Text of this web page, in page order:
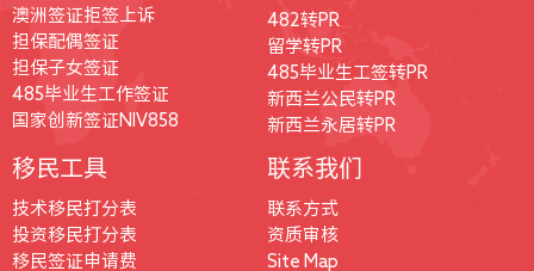
澳洲签证拒签上诉
担保配偶签证
担保子女签证
485毕业生工作签证
国家创新签证NIV858
482转PR
留学转PR
485毕业生工签转PR
新西兰公民转PR
新西兰永居转PR
移民工具
技术移民打分表
投资移民打分表
移民签证申请费
联系我们
联系方式
资质审核
Site Map